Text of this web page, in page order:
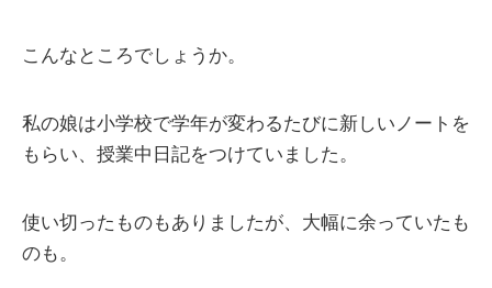
こんなところでしょうか。
私の娘は小学校で学年が変わるたびに新しいノートを
もらい、授業中日記をつけていました。
使い切ったものもありましたが、大幅に余っていたも
のも。